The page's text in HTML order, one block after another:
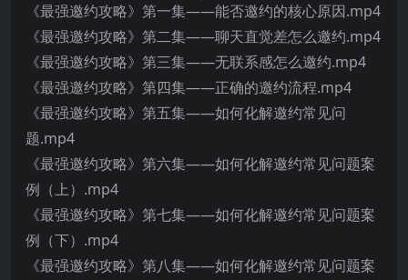
《最强邀约攻略》第一集——能否邀约的核心原因.mp4
《最强邀约攻略》第二集——聊天直觉差怎么邀约.mp4
《最强邀约攻略》第三集——无联系感怎么邀约.mp4
《最强邀约攻略》第四集——正确的邀约流程.mp4
《最强邀约攻略》第五集——如何化解邀约常见问
题.mp4
《最强邀约攻略》第六集——如何化解邀约常见问题案
例（上）.mp4
《最强邀约攻略》第七集——如何化解邀约常见问题案
例（下）.mp4
《最强邀约攻略》第八集——如何化解邀约常见问题案